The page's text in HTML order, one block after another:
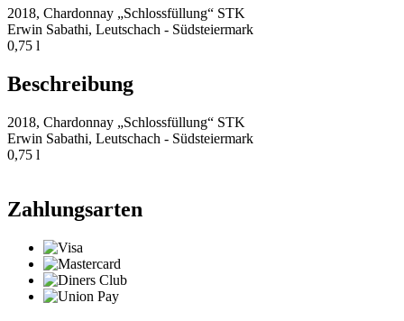
2018, Chardonnay „Schlossfüllung“ STK
Erwin Sabathi, Leutschach - Südsteiermark
0,75 l
Beschreibung
2018, Chardonnay „Schlossfüllung“ STK
Erwin Sabathi, Leutschach - Südsteiermark
0,75 l
Zahlungsarten